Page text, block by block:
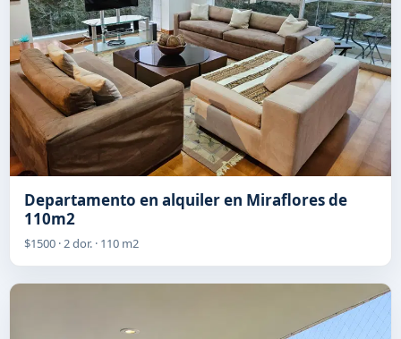
Departamento en alquiler en Miraflores de
110m2
$1500 · 2 dor. · 110 m2